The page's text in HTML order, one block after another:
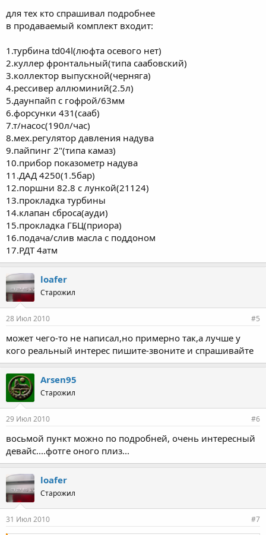
Скинь в асю (454130599) если товарисч захочет продать по
для тех кто спрашивал подробнее
в продаваемый комплект входит:
1.турбина td04l(люфта осевого нет)
2.куллер фронтальный(типа саабовский)
3.коллектор выпускной(черняга)
4.рессивер аллюминий(2.5л)
5.даунпайп с гофрой/63мм
6.форсунки 431(сааб)
7.т/насос(190л/час)
8.мех.регулятор давления надува
9.пайпинг 2"(типа камаз)
10.прибор показометр надува
11.ДАД 4250(1.5бар)
12.поршни 82.8 с лункой(21124)
13.прокладка турбины
14.клапан сброса(ауди)
15.прокладка ГБЦ(приора)
16.подача/слив масла с поддоном
17.РДТ 4атм
loafer
Старожил
28 Июл 2010 #5
может чего-то не написал,но примерно так,а лучше у
кого реальный интерес пишите-звоните и спрашивайте
Arsen95
Старожил
29 Июл 2010 #6
восьмой пункт можно по подробней, очень интересный
девайс....фотге оного плиз...
loafer
Старожил
31 Июл 2010 #7